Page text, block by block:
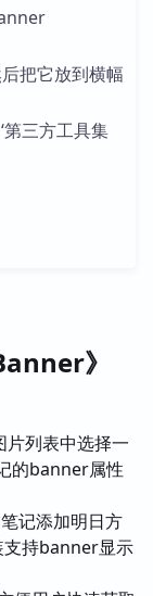
把它放到横幅
第三方工具集
》
列表中选择一
的banner属性
记添加明日方
持banner显示